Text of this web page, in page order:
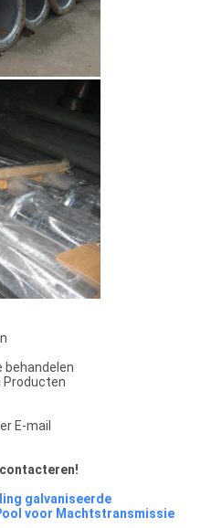
behandelen
Producten
E-mail
galvaniseerde
voor Machtstransmissie